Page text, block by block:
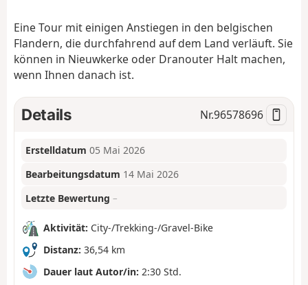
t
i
Eine Tour mit einigen Anstiegen in den belgischen
Flandern, die durchfahrend auf dem Land verläuft. Sie
können in Nieuwkerke oder Dranouter Halt machen,
wenn Ihnen danach ist.
Details Nr.96578696
Erstelldatum 05 Mai 2026
Bearbeitungsdatum 14 Mai 2026
Letzte Bewertung –
Aktivität: City-/Trekking-/Gravel-Bike
Distanz: 36,54 km
Dauer laut Autor/in: 2:30 Std.